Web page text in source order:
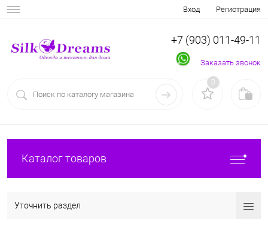
Вход Регистрация
+7 (903) 011-49-11
Заказать звонок
0
Каталог товаров
Уточнить раздел